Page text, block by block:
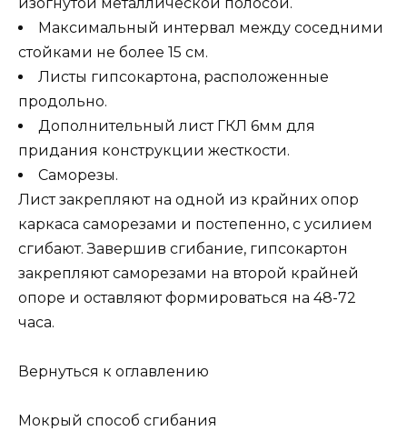
Максимальный интервал между соседними
стойками не более 15 см.
Листы гипсокартона, расположенные
продольно.
Дополнительный лист ГКЛ 6мм для
придания конструкции жесткости.
Саморезы.
Лист закрепляют на одной из крайних опор
каркаса саморезами и постепенно, с усилием
сгибают. Завершив сгибание, гипсокартон
закрепляют саморезами на второй крайней
опоре и оставляют формироваться на 48-72
часа.
Вернуться к оглавлению
Мокрый способ сгибания